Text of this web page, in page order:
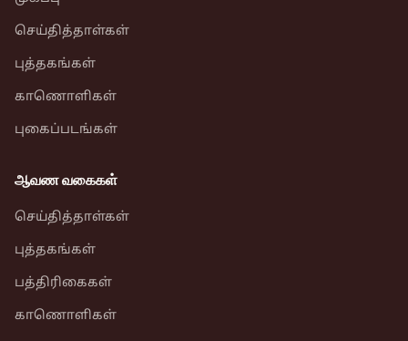
செய்தித்தாள்கள்
புத்தகங்கள்
காணொளிகள்
புகைப்படங்கள்
ஆவண வகைகள்
செய்தித்தாள்கள்
புத்தகங்கள்
பத்திரிகைகள்
காணொளிகள்